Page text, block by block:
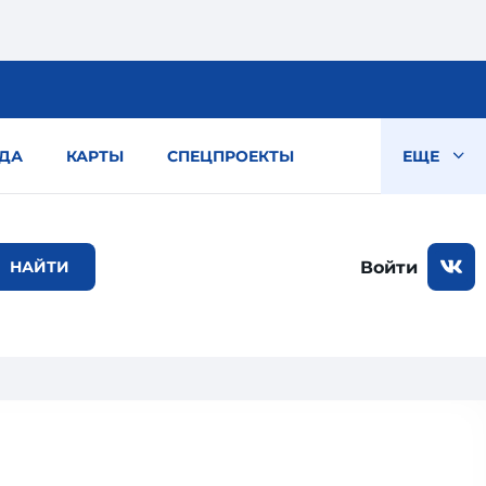
КАРТЫ СПЕЦПРОЕКТЫ ЕЩЕ
Войти